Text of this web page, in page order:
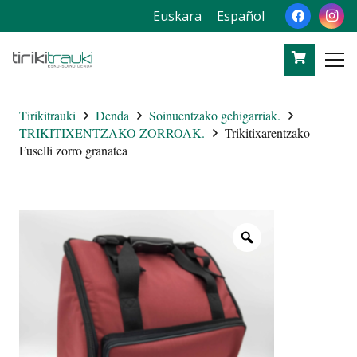
Euskara Español
Tirikitrauki Denda
Soinuentzako gehigarriak.
TRIKITIXENTZAKO ZORROAK.
Trikitixarentzako
Fuselli zorro granatea